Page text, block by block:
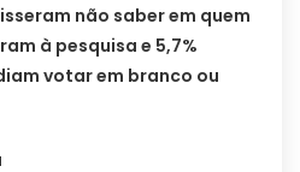
não saber em quem
à pesquisa e 5,7%
votar em branco ou